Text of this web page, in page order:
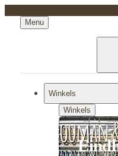
Menu
Winkels
Winkels